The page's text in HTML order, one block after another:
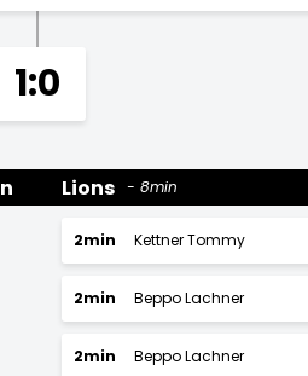
1:0
Lions 8min
2min Kettner Tommy
2min Beppo Lachner
2min Beppo Lachner